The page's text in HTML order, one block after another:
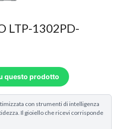
LTP-1302PD-
questo prodotto
con strumenti di intelligenza
Il gioiello che ricevi corrisponde